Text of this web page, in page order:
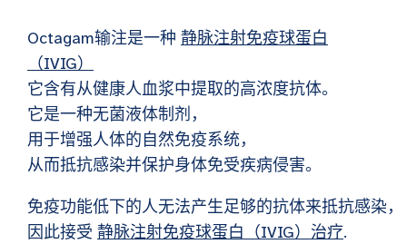
Octagam输注是一种 静脉注射免疫球蛋白
（IVIG）
它含有从健康人血浆中提取的高浓度抗体。
它是一种无菌液体制剂，
用于增强人体的自然免疫系统，
从而抵抗感染并保护身体免受疾病侵害。
免疫功能低下的人无法产生足够的抗体来抵抗感染，
因此接受 静脉注射免疫球蛋白（IVIG）治疗.